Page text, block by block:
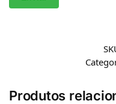
Produtos